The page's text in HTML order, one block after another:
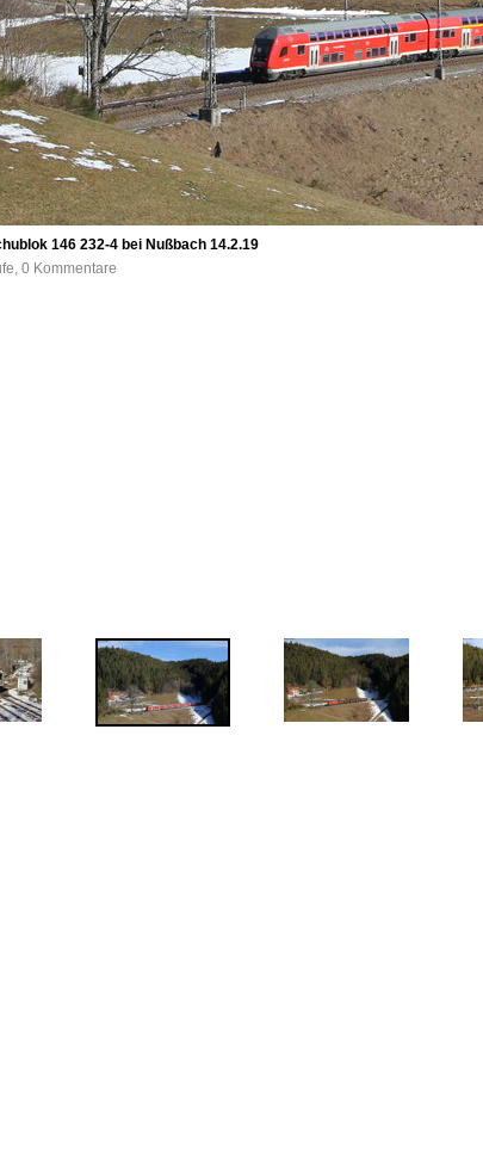
146 232-4 bei Nußbach 14.2.19
0 Kommentare